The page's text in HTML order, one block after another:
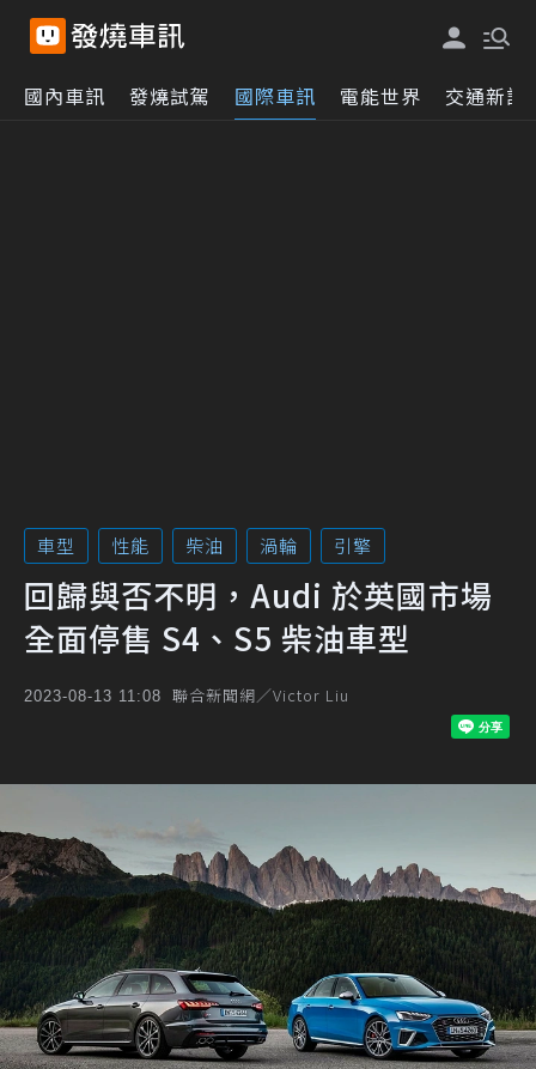
國內車訊 發燒試駕 國際車訊 電能世界 交通新訊
車型 性能 柴油 渦輪 引擎
回歸與否不明，Audi 於英國市場
全面停售 S4、S5 柴油車型
2023-08-13 11:08 聯合新聞網／Victor Liu